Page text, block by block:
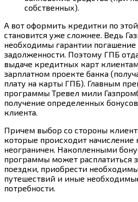
собственных).
А вот оформить кредитки по
становится уже сложнее. Ведь
необходимы гарантии
задолженности. Поэтому ГПБ
выдаче кредитных карт
зарплатном проекте банка
плату на карты ГПБ). Главным
программы Тревел мили
получение определенных
клиента.
Причем выбор со стороны
которые происходит начисление
неограничен. Накопленными
программы может расплатиться
поездки, приобрести
путешествий и иные
потребности.